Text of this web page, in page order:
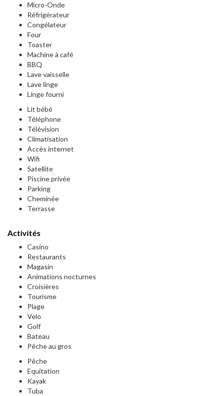
Micro-Onde
Réfrigérateur
Congélateur
Four
Toaster
Machine à café
BBQ
Lave vaisselle
Lave linge
Linge fourni
Lit bébé
Téléphone
Télévision
Climatisation
Accès internet
Wifi
Satellite
Piscine privée
Parking
Cheminée
Terrasse
Activités
Casino
Restaurants
Magasin
Animations nocturnes
Croisières
Tourisme
Plage
Velo
Golf
Bateau
Pêche au gros
Pêche
Equitation
Kayak
Tuba